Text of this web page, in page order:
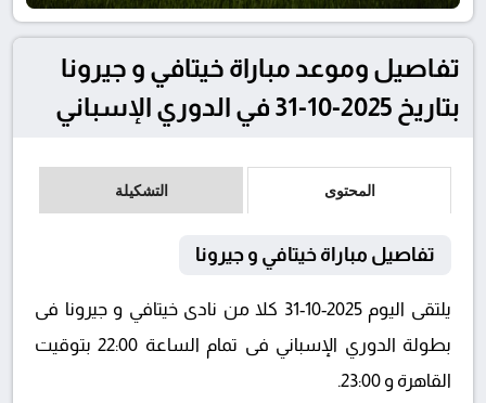
تفاصيل وموعد مباراة خيتافي و جيرونا
بتاريخ 2025-10-31 في الدوري الإسباني
المحتوى التشكيلة
تفاصيل مباراة خيتافي و جيرونا
يلتقى اليوم 2025-10-31 كلا من نادى خيتافي و جيرونا فى
بطولة الدوري الإسباني فى تمام الساعة 22:00 بتوقيت
القاهرة و 23:00.